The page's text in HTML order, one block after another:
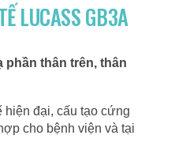
LUCASS GB3A
phần thân trên, thân
hiện đại, cấu tạo cứng
cho bệnh viện và tại